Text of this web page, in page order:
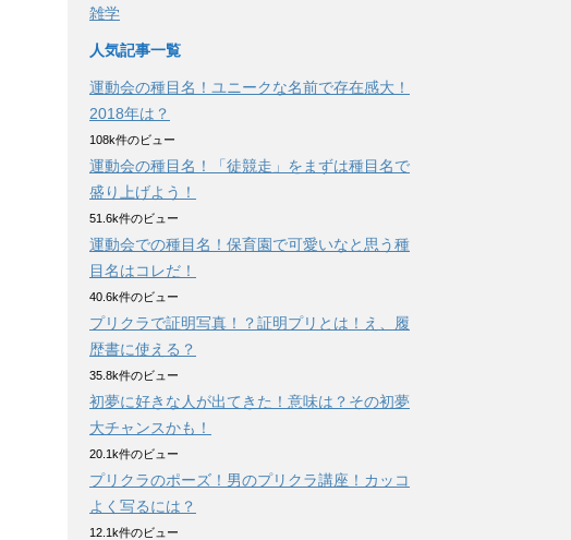
雑学
人気記事一覧
運動会の種目名！ユニークな名前で存在感大！
2018年は？
108k件のビュー
運動会の種目名！「徒競走」をまずは種目名で
盛り上げよう！
51.6k件のビュー
運動会での種目名！保育園で可愛いなと思う種
目名はコレだ！
40.6k件のビュー
プリクラで証明写真！？証明プリとは！え、履
歴書に使える？
35.8k件のビュー
初夢に好きな人が出てきた！意味は？その初夢
大チャンスかも！
20.1k件のビュー
プリクラのポーズ！男のプリクラ講座！カッコ
よく写るには？
12.1k件のビュー